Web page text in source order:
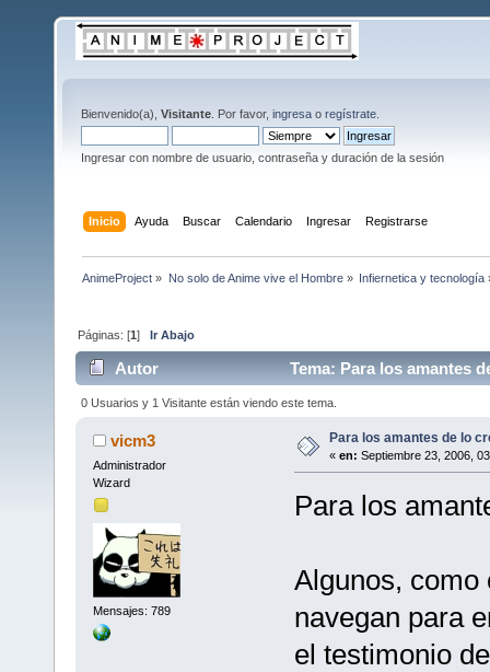
Bienvenido(a), Visitante . Por favor, ingresa o regístrate
Ingresar con nombre de usuario, contraseña y duración de la sesión
Inicio Ayuda Buscar Calendario Ingresar Registrarse
AnimeProject » No solo de Anime vive el Hombre» Infiernetica y tecnología
Páginas: [1]Ir Abajo
Autor Tema: Para los amantes
0 Usuarios y 1 Visitante están viendo este tema.
vicm3
Administrador
Wizard
Mensajes: 789
Para los amantes de lo
« en: Septiembre 23, 2006,
Para los
Algunos, como
navegan para
el testimonio